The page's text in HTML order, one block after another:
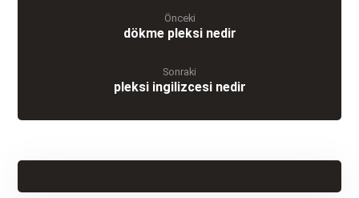
Önceki
dökme pleksi nedir
Sonraki
pleksi ingilizcesi nedir